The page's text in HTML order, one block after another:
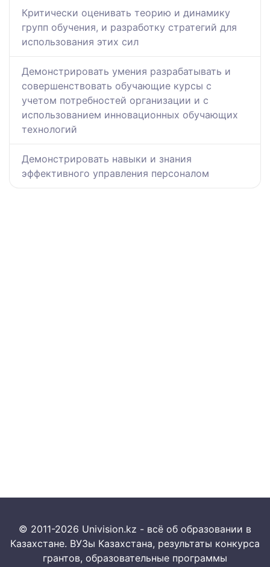
Критически оценивать теорию и динамику
групп обучения, и разработку стратегий для
использования этих сил
Демонстрировать умения разрабатывать и
совершенствовать обучающие курсы с
учетом потребностей организации и с
использованием инновационных обучающих
технологий
Демонстрировать навыки и знания
эффективного управления персоналом
© 2011-2026 Univision.kz - всё об образовании в
Казахстане. ВУЗы Казахстана, результаты конкурса
грантов, образовательные программы